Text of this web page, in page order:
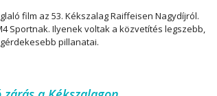
film az 53. Kékszalag Raiffeisen Nagydíjról.
Sportnak. Ilyenek voltak a közvetítés legszebb,
pillanatai.